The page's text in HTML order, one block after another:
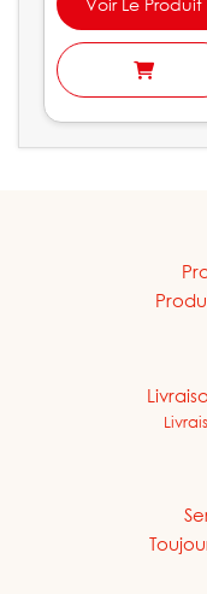
Voir Le Produit